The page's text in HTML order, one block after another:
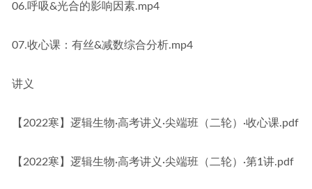
06.呼吸&光合的影响因素.mp4
07.收心课：有丝&减数综合分析.mp4
讲义
【2022寒】逻辑生物·高考讲义·尖端班（二轮）·收心课.pdf
【2022寒】逻辑生物·高考讲义·尖端班（二轮）·第1讲.pdf